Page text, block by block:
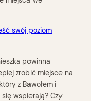
swój poziom
powinna
zrobić miejsce na
z Bawołem i
wspierają? Czy